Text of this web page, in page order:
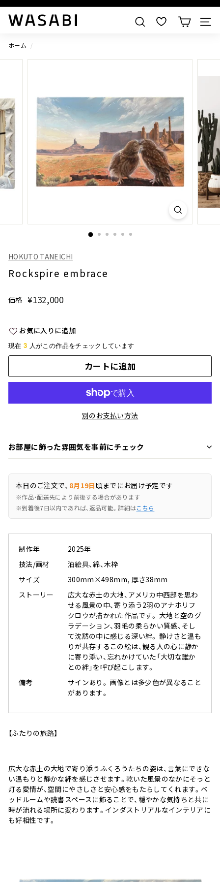
すべての作品を見る
W
S
A
検索
ホーム /
HOKUTO TANEICHI
Rockspire embrace
価格
通
格
¥132,000
お気に入りに追加
現在 3 人がこの作品をチェックしています
カートに追加
別のお支払い方法
お部屋に飾った雰囲気を事前にチェック
本日のご注文で、 8月19日 頃までにお届け予定です
※作品・配送先により前後する場合があります
※到着後7日以内であれば、返品可能。詳細はこちら
制作年
2025年
技法/画材
油絵具、綿、木枠
サイズ
300mm×498mm, 厚さ38mm
ストーリー
広大な赤土の大地、アメリカ中西部を思わ
せる風景の中、寄り添う2羽のアナホリフ
クロウが描かれた作品です。 大地と空のグ
ラデーション、羽毛の柔らかい質感、そし
て沈黙の中に感じる深い絆。 静けさと温も
りが共存するこの絵は、観る人の心に静か
に寄り添い、忘れかけていた「大切な誰か
との絆」を呼び起こします。
備考
サインあり。 画像とは多少色が異なること
があります。
【ふたりの旅路】
広大な赤土の大地で寄り添うふくろうたちの姿は、言葉にできな
い温もりと静かな絆を感じさせます。乾いた風景のなかにそっと
灯る愛情が、空間にやさしさと安心感をもたらしてくれます。ベ
ッドルームや読書スペースに飾ることで、穏やかな気持ちと共に
時が流れる場所に変わります。インダストリアルなインテリアに
も好相性です。